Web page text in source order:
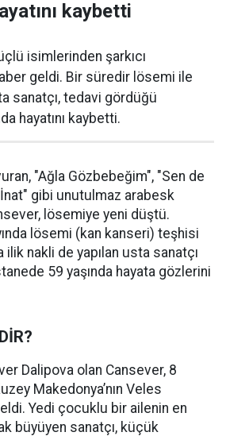
kaybetti
isimlerinden şarkıcı
geldi. Bir süredir lösemi ile
sanatçı, tedavi gördüğü
hayatını kaybetti.
"Ağla Gözbebeğim", "Sen de
gibi unutulmaz arabesk
lösemiye yeni düştü.
lösemi (kan kanseri) teşhisi
ilik nakli de yapılan usta sanatçı
59 yaşında hayata gözlerini
Dalipova olan Cansever, 8
Makedonya’nın Veles
Yedi çocuklu bir ailenin en
büyüyen sanatçı, küçük